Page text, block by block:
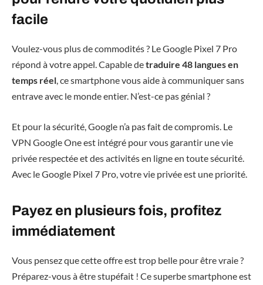
facile
Voulez-vous plus de commodités ? Le Google Pixel 7 Pro
répond à votre appel. Capable detraduire 48 langues en
temps réel, ce smartphone vous aide à communiquer sans
entrave avec le monde entier. N’est-ce pas génial ?
Et pour la sécurité, Google n’a pas fait de compromis. Le
VPN Google One est intégré pour vous garantir une vie
privée respectée et des activités en ligne en toute sécurité.
Avec le Google Pixel 7 Pro, votre vie privée est une priorité.
Payez en plusieurs fois, profitez
immédiatement
Vous pensez que cette offre est trop belle pour être vraie ?
Préparez-vous à être stupéfait ! Ce superbe smartphone est